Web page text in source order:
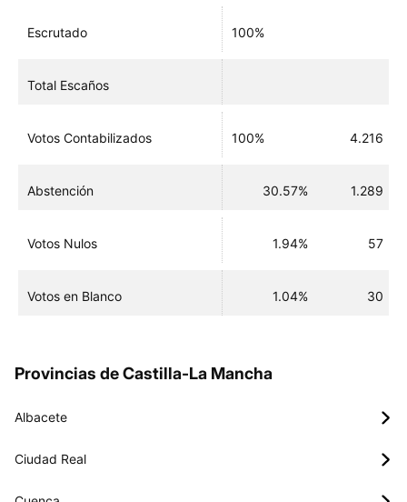
Escrutado 100%
Total Escaños
Votos Contabilizados 100% 4.216
Abstención 30.57% 1.289
Votos Nulos 1.94% 57
Votos en Blanco 1.04% 30
Provincias de Castilla-La Mancha
Albacete
Ciudad Real